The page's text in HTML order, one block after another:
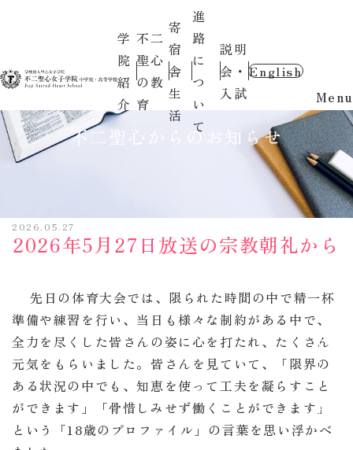
学
院
紹
介
不二
聖心
の教
育
寄
宿
舎
生
活
進
路
に
つ
い
て
説明
会・
入試
English
Menu
不二聖心からのお知らせ
2026.05.27
2026年5月27日放送の宗教朝礼から
先日の体育大会では、限られた時間の中で精一杯
準備や練習を行い、当日も様々な制約がある中で、
全力を尽くした皆さんの姿に心を打たれ、たくさん
元気をもらいました。皆さんを見ていて、「限界の
ある状況の中でも、知恵を使って工夫を凝らすこと
ができます」「骨惜しみせず働くことができます」
という「18歳のプロファイル」の言葉を思い浮かべ
資料請求